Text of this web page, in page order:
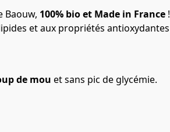
Baouw, 100% bio et Made in France !
et aux propriétés antioxydantes
de mou et sans pic de glycémie.